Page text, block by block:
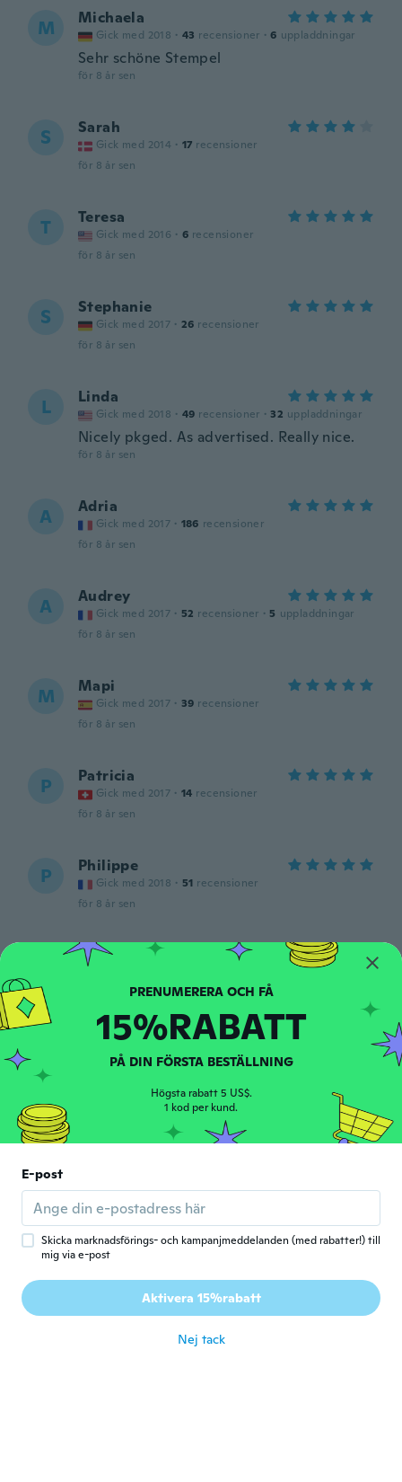
M Michaela
Gick med 2018 · 43 recensioner · 6 uppladdningar
Sehr schöne Stempel
för 8 år sen
S Sarah
Gick med 2014 · 17 recensioner
för 8 år sen
T Teresa
Gick med 2016 · 6 recensioner
för 8 år sen
S Stephanie
Gick med 2017 · 26 recensioner
för 8 år sen
L Linda
Gick med 2018 · 49 recensioner · 32 uppladdningar
Nicely pkged. As advertised. Really nice.
för 8 år sen
A Adria
Gick med 2017 · 186 recensioner
för 8 år sen
A Audrey
Gick med 2017 · 52 recensioner · 5 uppladdningar
för 8 år sen
M Mapi
Gick med 2017 · 39 recensioner
för 8 år sen
P Patricia
Gick med 2017 · 14 recensioner
för 8 år sen
P Philippe
Gick med 2018 · 51 recensioner
för 8 år sen
Suzy
uppladdningar
Going to use this soon. Can't wait.
för 8 år sen
M Madlen
Sehr schön, schnelle Lieferung
M Gick med 2016 · 100 recensioner · 91 uppladdningar
Like it
PRENUMERERA OCH FÅ
15%RABATT
PÅ DIN FÖRSTA BESTÄLLNING
Högsta rabatt 5 US$.
1 kod per kund.
E-post
Skicka marknadsförings- och kampanjmeddelanden (med rabatter!) till
mig via e-post
Aktivera 15%rabatt
Nej tack